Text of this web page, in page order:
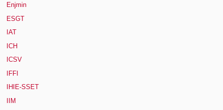
Enjmin
ESGT
IAT
ICH
ICSV
IFFI
IHIE-SSET
IIM